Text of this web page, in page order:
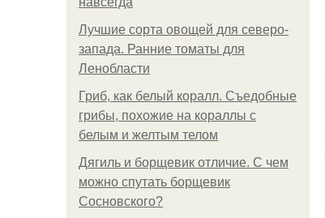
Лучшие сорта овощей для северо-
запада. Ранние томаты для
Ленобласти
Гриб, как белый коралл. Съедобные
грибы, похожие на кораллы с
белым и желтым телом
Дягиль и борщевик отличие. С чем
можно спутать борщевик
Сосновского?